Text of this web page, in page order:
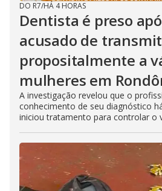
DO R7/HÁ 4 HORAS
Dentista é preso
acusado de
propositalmente a
mulheres em
A investigação revelou que o
conhecimento de seu diagnóstico
iniciou tratamento para controlar o